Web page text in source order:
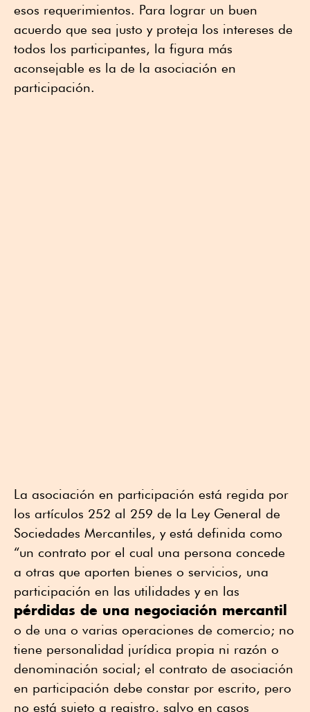
esos requerimientos. Para lograr un buen
acuerdo que sea justo y proteja los intereses de
todos los participantes, la figura más
aconsejable es la de la asociación en
participación.
La asociación en participación está regida por
los artículos 252 al 259 de la Ley General de
Sociedades Mercantiles, y está definida como
“un contrato por el cual una persona concede
a otras que aporten bienes o servicios, una
participación en las utilidades y en las
pérdidas de una negociación mercantil
o de una o varias operaciones de comercio; no
tiene personalidad jurídica propia ni razón o
denominación social; el contrato de asociación
en participación debe constar por escrito, pero
no está sujeto a registro, salvo en casos